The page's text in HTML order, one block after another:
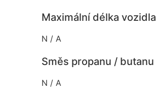
Maximální délka vozidla
N / A
Směs propanu / butanu
N / A